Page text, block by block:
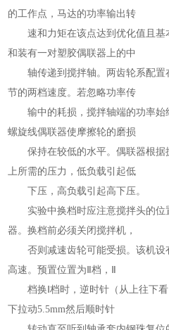
的工作点，马达的功率输出转
速和力矩在该点达到优化值且
和装有一对塑胶偶联器上的中
轴传递到搅拌轴。两齿轮系配
节的两档速度。若忽略功率传
输中的耗损，搅拌轴端的功率
螺旋线偶联器使摩擦轮的磨损
保持在较低的水平。偶联器根
上所需的压力，低负载引起低
下压，高负载引起高下压。
实验中换档时应注意搅拌头的位
器。换档前必须关闭搅拌机，
否则减速齿轮可能受损。该机设
高速。预置位置为Ⅱ档，Ⅱ
档换Ⅰ档时，逆时针（从上往下
下拉动5.5mm然后顺时针